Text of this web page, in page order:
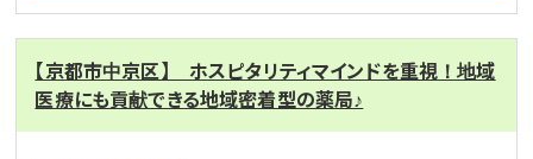
【京都市中京区】 ホスピタリティマインドを重視！地域
医療にも貢献できる地域密着型の薬局♪